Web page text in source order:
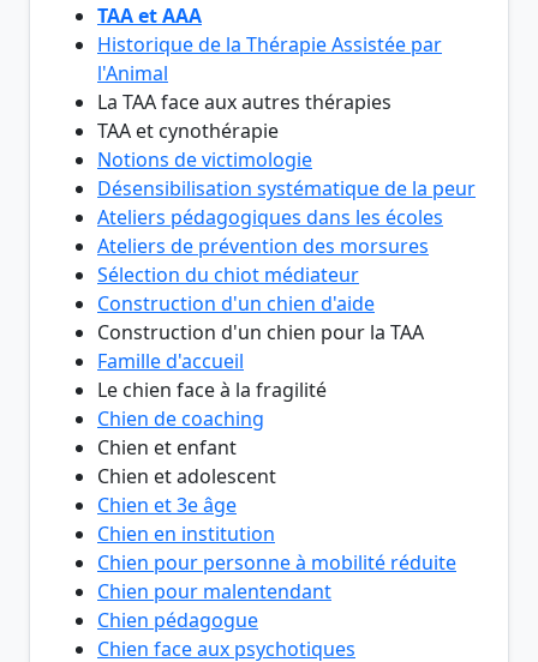
TAA et AAA
Historique de la Thérapie Assistée par
l'Animal
La TAA face aux autres thérapies
TAA et cynothérapie
Notions de victimologie
Désensibilisation systématique de la peur
Ateliers pédagogiques dans les écoles
Ateliers de prévention des morsures
Sélection du chiot médiateur
Construction d'un chien d'aide
Construction d'un chien pour la TAA
Famille d'accueil
Le chien face à la fragilité
Chien de coaching
Chien et enfant
Chien et adolescent
Chien et 3e âge
Chien en institution
Chien pour personne à mobilité réduite
Chien pour malentendant
Chien pédagogue
Chien face aux psychotiques